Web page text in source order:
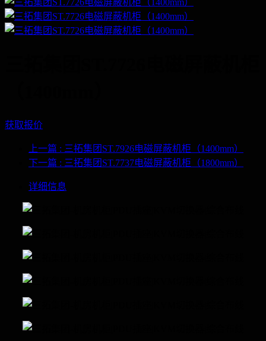
获取报价
上一篇 : 三拓集团ST.7926电磁屏蔽机柜（1400mm）
下一篇 : 三拓集团ST.7737电磁屏蔽机柜（1800mm）
详细信息